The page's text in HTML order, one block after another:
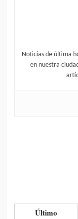
Noticias de última
en nuestra
Último